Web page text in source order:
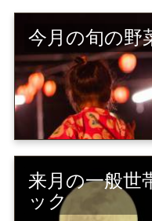
今月の旬の野
来月の一般世
ック